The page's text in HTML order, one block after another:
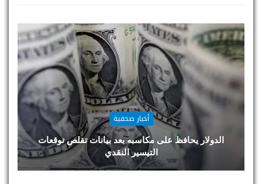
أخبار صحفية
الدولار يحافظ على مكاسبه بعد بيانات تقلص توقعات
التيسير النقدي